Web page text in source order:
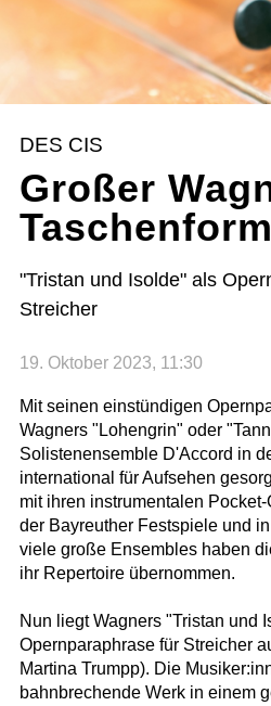
DES CIS
Großer
"Tristan und Isolde" als
Streicher
19. Oktober 2023, 11:30
Mit seinen einstündigen
Wagners "Lohengrin" oder
Solistenensemble D'Accord in
international für Aufsehen
mit ihren instrumentalen
der Bayreuther Festspiele und
viele große Ensembles haben
ihr Repertoire übernommen.
Nun liegt Wagners "Tristan und
Opernparaphrase für Streicher
Martina Trumpp). Die
bahnbrechende Werk in einem